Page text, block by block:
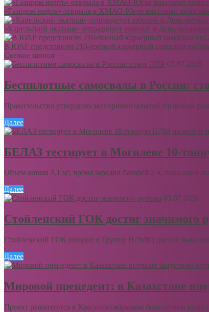
«Газпром нефть» открыла в ХМАО-Югре вахтовый
«Карельский окатыш» отпразднует юбилей и День
В ЮАР представили 210-тонный карьерный самосвал
Свежие записи
03.07.2026
Беспилотные самосвалы в России:
Правительство утвердило экспериментальный правовой
Далее
БЕЛАЗ тестирует в Могилеве 10-
Объем ковша 4,1 м³, время зарядки батарей 2 ч, пока один
Далее
03.07.2026
Стойленский ГОК достиг значимого
Стойленский ГОК (входит в Группу НЛМК) достиг
Далее
Мировой прецедент: в Казахстане
Проект реализуется в Краснооктябрьском бокситовом